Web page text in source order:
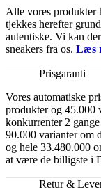
Alle vores produkter
tjekkes herefter
autentiske. Vi kan
sneakers fra os. Læs
Prisgaranti
Vores automatiske
produkter og 45.000
konkurrenter 2
90.000 varianter om
og hele 33.480.000
at være de billigste i
Retur &